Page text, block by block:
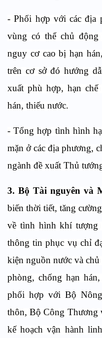
- Phối hợp với các địa
vùng có thể chủ
nguy cơ cao bị hạn
trên cơ sở đó hướng
xuất phù hợp, hạn
hán, thiếu nước.
- Tổng hợp tình hình
mặn ở các địa phương,
ngành đề xuất Thủ
3. Bộ Tài nguyên và
biến thời tiết, tăng
về tình hình khí tượng
thông tin phục vụ chỉ
kiện nguồn nước và
phòng, chống hạn
phối hợp với Bộ
thôn, Bộ Công Thương
kế hoạch vận hành